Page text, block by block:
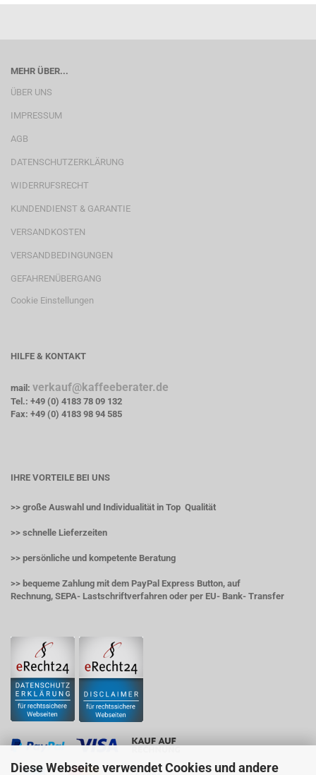
Diese Webseite verwendet Cookies und andere
MEHR ÜBER...
ÜBER UNS
IMPRESSUM
AGB
DATENSCHUTZERKLÄRUNG
WIDERRUFSRECHT
KUNDENDIENST & GARANTIE
VERSANDKOSTEN
VERSANDBEDINGUNGEN
GEFAHRENÜBERGANG
Cookie Einstellungen
HILFE & KONTAKT
mail: verkauf@kaffeeberater.de
Tel.: +49 (0) 4183 78 09 132
Fax: +49 (0) 4183 98 94 585
IHRE VORTEILE BEI UNS
>> große Auswahl und Individualität in Top Qualität
>> schnelle Lieferzeiten
>> persönliche und kompetente Beratung
>> bequeme Zahlung mit dem PayPal Express Button, auf
Rechnung, SEPA- Lastschriftverfahren oder per EU- Bank- Transfer